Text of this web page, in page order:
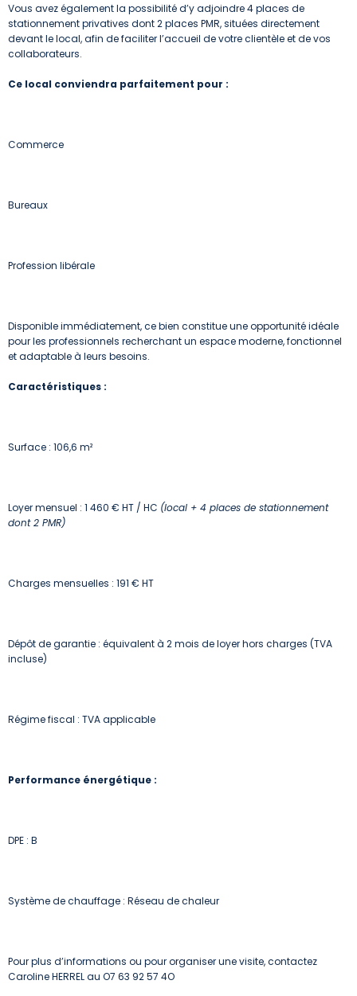
Vous avez également la possibilité d’y adjoindre 4 places de
stationnement privatives dont 2 places PMR, situées directement
devant le local, afin de faciliter l’accueil de votre clientèle et de vos
collaborateurs.
Ce local conviendra parfaitement pour :
Commerce
Bureaux
Profession libérale
Disponible immédiatement, ce bien constitue une opportunité idéale
pour les professionnels recherchant un espace moderne, fonctionnel
et adaptable à leurs besoins.
Caractéristiques :
Surface : 106,6 m²
Loyer mensuel : 1 460 € HT / HC (local + 4 places de stationnement
dont 2 PMR)
Charges mensuelles : 191 € HT
Dépôt de garantie : équivalent à 2 mois de loyer hors charges (TVA
incluse)
Régime fiscal : TVA applicable
Performance énergétique :
DPE : B
Système de chauffage : Réseau de chaleur
Pour plus d’informations ou pour organiser une visite, contactez
Caroline HERREL au O7 63 92 57 4O